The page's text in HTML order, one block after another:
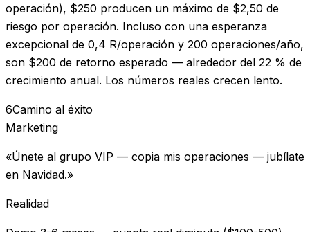
operación), $250 producen un máximo de $2,50 de
riesgo por operación. Incluso con una esperanza
excepcional de 0,4 R/operación y 200 operaciones/año,
son $200 de retorno esperado — alrededor del 22 % de
crecimiento anual. Los números reales crecen lento.
6Camino al éxito
Marketing
«Únete al grupo VIP — copia mis operaciones — jubílate
en Navidad.»
Realidad